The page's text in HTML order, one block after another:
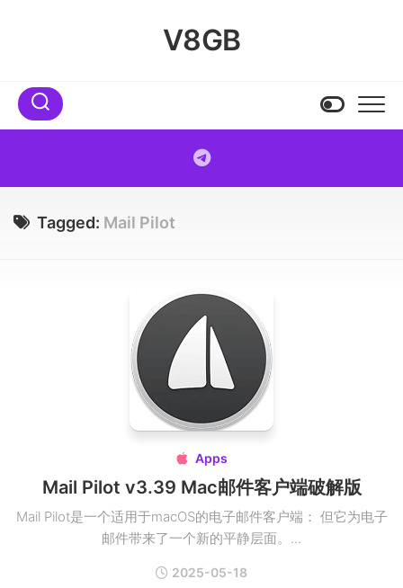
V8GB
Tagged: Mail Pilot
 Apps
Mail Pilot v3.39 Mac邮件客户端破解版
Mail Pilot是一个适用于macOS的电子邮件客户端： 但它为电子
邮件带来了一个新的平静层面。...
2025-05-18